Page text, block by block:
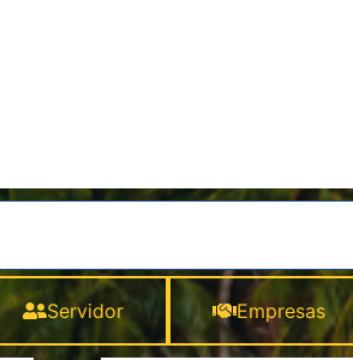
Servidor Empresas